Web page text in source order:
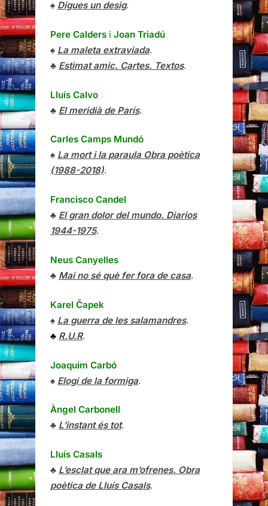
♠ Digues un desig.
Pere Calders i Joan Triadú
♠ La maleta extraviada.
♣ Estimat amic. Cartes. Textos.
Lluís Calvo
♣ El meridià de París.
Carles Camps Mundó
♠ La mort i la paraula Obra poètica
(1988-2018).
Francisco Candel
♣ El gran dolor del mundo. Diarios
1944-1975.
Neus Canyelles
♣ Mai no sé què fer fora de casa.
Karel Čapek
♠ La guerra de les salamandres.
♣ R.U.R.
Joaquim Carbó
♠ Elogi de la formiga.
Àngel Carbonell
♣ L’instant és tot.
Lluís Casals
♣ L’esclat que ara m’ofrenes. Obra
poètica de Lluís Casals.